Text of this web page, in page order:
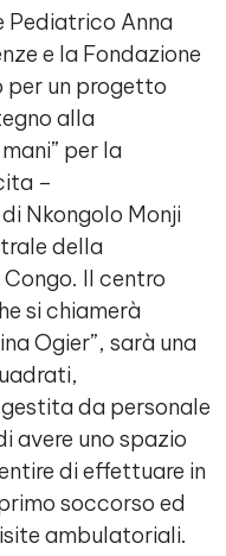
Pediatrico Anna
e la Fondazione
per un progetto
alla
per la
–
Nkongolo Monji
della
Il centro
si chiamerà
Ogier”, sarà una
da personale
avere uno spazio
di effettuare in
soccorso ed
ambulatoriali.